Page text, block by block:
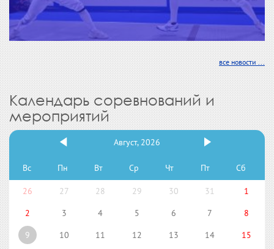
все новости ...
Календарь соревнований и
мероприятий
Август, 2026
Вс Пн Вт Ср Чт Пт Сб
26 27 28 29 30 31
1
2
3 4 5 6 7
8
9
10 11 12 13 14
15